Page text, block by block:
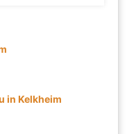
in Kelkheim